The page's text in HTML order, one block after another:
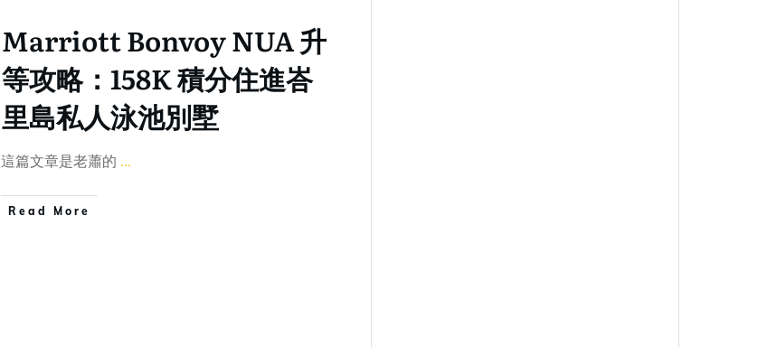
Marriott Bonvoy NUA 升
等攻略：158K 積分住進峇
里島私人泳池別墅
這篇文章是老蕭的 ...
Read More